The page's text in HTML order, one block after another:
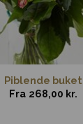
Piblende buket
Fra 268,00 kr.